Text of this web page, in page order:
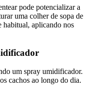
pode potencializar a
uma colher de sopa de
habitual, aplicando nos
um spray umidificador.
cachos ao longo do dia.